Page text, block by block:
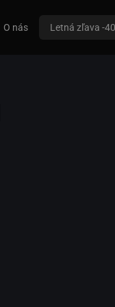
O nás Letná zľava -